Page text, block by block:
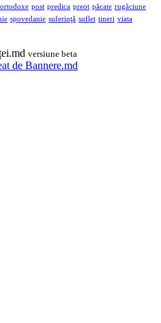
post predica preot păcate rugăciune
spovedanie suferinţă suflet tineri viata
versiune beta